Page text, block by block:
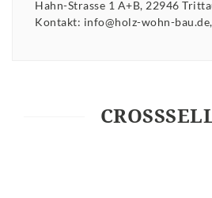
Hahn-Strasse 1 A+B 22946
Kontakt: info@holz-wohn-bau.de